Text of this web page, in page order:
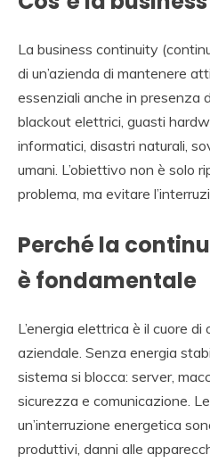
La business continuity
di un’azienda di mantenere
essenziali anche in presenza
blackout elettrici, guasti
informatici, disastri naturali,
umani. L’obiettivo non è solo
problema, ma evitare
Perché la
è fondamentale
L’energia elettrica è il cuore
aziendale. Senza energia
sistema si blocca: server,
sicurezza e comunicazione.
un’interruzione energetica
produttivi, danni alle